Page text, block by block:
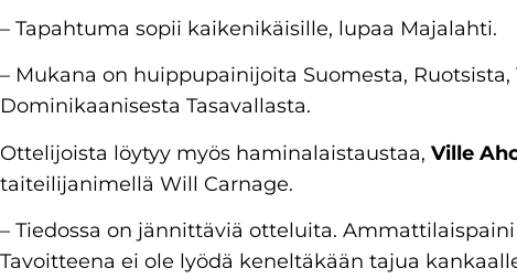
– Tapahtuma sopii kaikenikäisille, lupaa Majalahti.
– Mukana on huippupainijoita Suomesta,
Dominikaanisesta Tasavallasta.
Ottelijoista löytyy myös haminalaistaustaa, Ville
taiteilijanimellä Will Carnage.
– Tiedossa on jännittäviä otteluita.
Tavoitteena ei ole lyödä keneltäkään tajua